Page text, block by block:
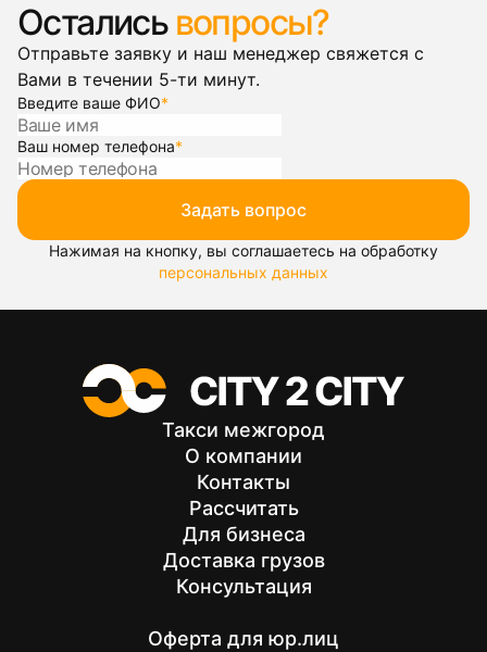
Остались вопросы?
Отправьте заявку и наш менеджер свяжется с
Вами в течении 5-ти минут.
Введите ваше ФИО*
Ваш номер телефона*
Задать вопрос
Нажимая на кнопку, вы соглашаетесь на обработку
персональных данных
Такси межгород
О компании
Контакты
Рассчитать
Для бизнеса
Доставка грузов
Консультация
Оферта для юр.лиц